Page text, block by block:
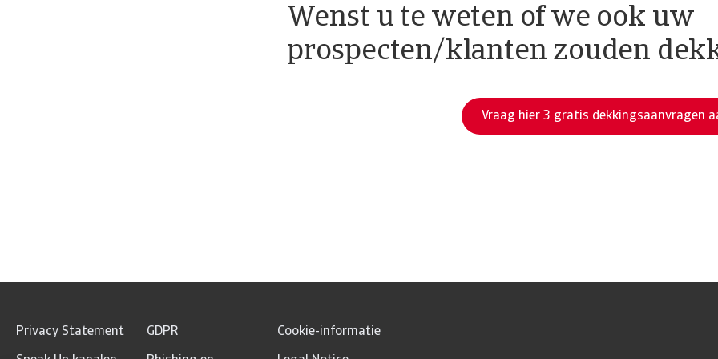
Wenst u te weten of we ook uw
prospecten/klanten zouden
Vraag hier 3 gratis dekkingsaanvragen
Privacy Statement GDPR Cookie-informatie